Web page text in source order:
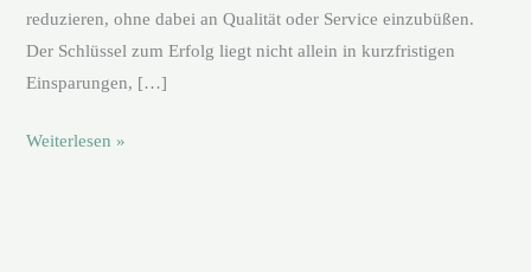
reduzieren, ohne dabei an Qualität oder Service einzubüßen.
Der Schlüssel zum Erfolg liegt nicht allein in kurzfristigen
Einsparungen, […]
Weiterlesen »